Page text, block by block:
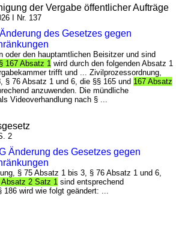
der Vergabe öffentlicher Aufträge
I Nr. 137
des Gesetzes gegen
oder den hauptamtlichen Beisitzer und sind
§ 167 Absatz 1 wird durch den folgenden Absatz 1
trifft und ... Zivilprozessordnung,
§ 76 Absatz 1 und 6, die §§ 165 und 167 Absatz
anzuwenden. Die mündliche
Videoverhandlung nach § ...
2
Änderung des Gesetzes gegen
§ 75 Absatz 1 bis 3, § 76 Absatz 1 und 6,
Absatz 2 Satz 1 sind entsprechend
wird wie folgt geändert: ...